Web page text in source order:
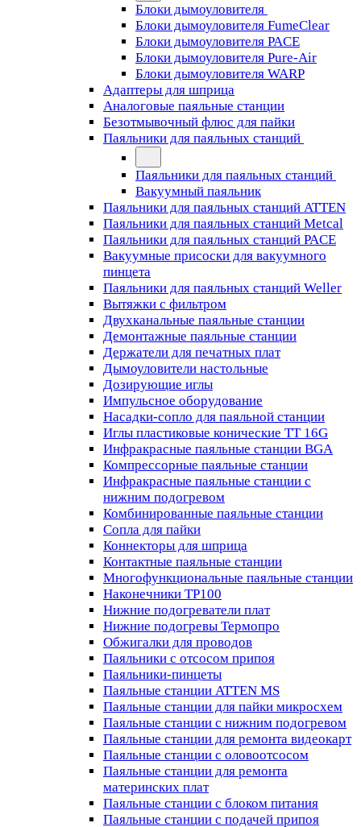
Блоки дымоуловителя
Блоки дымоуловителя FumeClear
Блоки дымоуловителя PACE
Блоки дымоуловителя Pure-Air
Блоки дымоуловителя WARP
Адаптеры для шприца
Аналоговые паяльные станции
Безотмывочный флюс для пайки
Паяльники для паяльных станций
Паяльники для паяльных станций
Вакуумный паяльник
Паяльники для паяльных станций ATTEN
Паяльники для паяльных станций Metcal
Паяльники для паяльных станций PACE
Вакуумные присоски для вакуумного
пинцета
Паяльники для паяльных станций Weller
Вытяжки с фильтром
Двухканальные паяльные станции
Демонтажные паяльные станции
Держатели для печатных плат
Дымоуловители настольные
Дозирующие иглы
Импульсное оборудование
Насадки-сопло для паяльной станции
Иглы пластиковые конические TT 16G
Инфракрасные паяльные станции BGA
Компрессорные паяльные станции
Инфракрасные паяльные станции с
нижним подогревом
Комбинированные паяльные станции
Сопла для пайки
Коннекторы для шприца
Контактные паяльные станции
Многофункциональные паяльные станции
Наконечники TP100
Нижние подогреватели плат
Нижние подогревы Термопро
Обжигалки для проводов
Паяльники с отсосом припоя
Паяльники-пинцеты
Паяльные станции ATTEN MS
Паяльные станции для пайки микросхем
Паяльные станции с нижним подогревом
Паяльные станции для ремонта видеокарт
Паяльные станции с оловоотсосом
Паяльные станции для ремонта
материнских плат
Паяльные станции с блоком питания
Паяльные станции с подачей припоя